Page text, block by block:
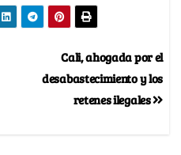
Cali, ahogada por el
desabastecimiento y los
retenes ilegales